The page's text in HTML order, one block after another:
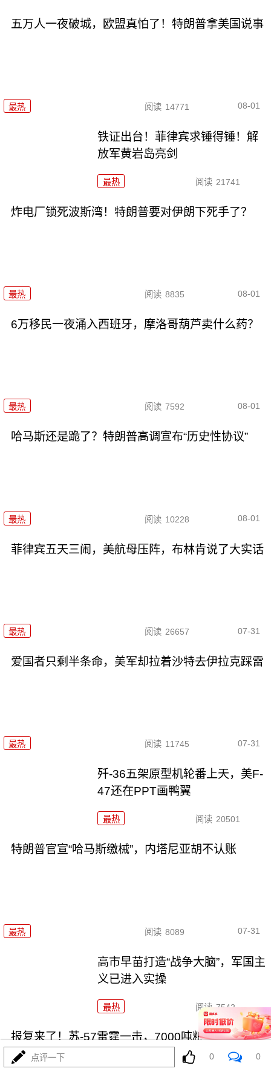
五万人一夜破城，欧盟真怕了！特朗普拿美国说事
最热 阅读 14771 08-01
铁证出台！菲律宾求锤得锤！解
放军黄岩岛亮剑
最热 阅读 21741
炸电厂锁死波斯湾！特朗普要对伊朗下死手了？
最热 阅读 8835 08-01
6万移民一夜涌入西班牙，摩洛哥葫芦卖什么药？
最热 阅读 7592 08-01
哈马斯还是跪了？特朗普高调宣布“历史性协议”
最热 阅读 10228 08-01
菲律宾五天三闹，美航母压阵，布林肯说了大实话
最热 阅读 26657 07-31
爱国者只剩半条命，美军却拉着沙特去伊拉克踩雷
最热 阅读 11745 07-31
歼-36五架原型机轮番上天，美F-
47还在PPT画鸭翼
最热 阅读 20501
特朗普官宣“哈马斯缴械”，内塔尼亚胡不认账
最热 阅读 8089 07-31
高市早苗打造“战争大脑”，军国主
义已进入实操
最热 阅读 7542
报复来了！苏-57雷霆一击，7000吨粮船沉海底
点评一下 0 0